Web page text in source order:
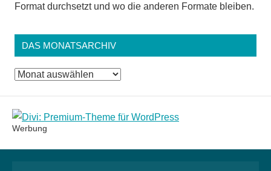
Format durchsetzt und wo die anderen Formate bleiben.
DAS MONATSARCHIV
Das
Werbung